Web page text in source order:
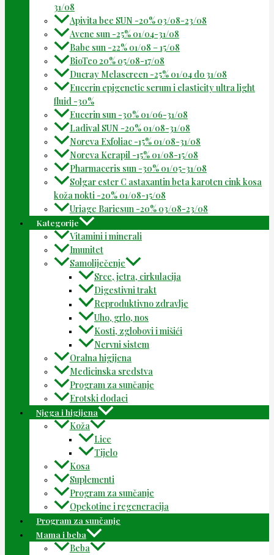
31/08
Apivita bee SUN -20% 03/08-23/08
Avene sun -25% 01/04-31/08
Babe sun -22% 01/08 – 15/08
BioTeo 20% 05/08-17/08
Ducray Melascreen -25% 01/04 do 31/08
Eucerin epigenetic serum i elasticity ultra light
fluid -30%
Eucerin sun -30% 01/06-31/08
Ladival SUN -20% 01/08-31/08
Noreva Exfoliac -15% 01/08-31/08
Noreva Kerapil -15% 01/08-15/08
Pharmaceris sun -30% 01/05-31/08
Solgar ester C astaxantin beta karoten cink kosa
koža nokti -20% 01/08-15/08
Uriage Bariesun -20% 03/08-23/08
Kategorije
Vitamini i minerali
Imunitet
Samoliječenje
Srce, jetra, cirkulacija
Digestivni trakt
Reproduktivno zdravlje
Uho, grlo, nos
Kosti, zglobovi i mišići
Nervni sistem
Oralna higijena
Medicinska sredstva
Program za sunčanje
Erotski dodaci
Njega i higijena
Koža
Lice
Tijelo
Kosa
Suplementi
Program za sunčanje
Opekotine i regeneracija
Program za sunčanje
Mama i beba
Beba